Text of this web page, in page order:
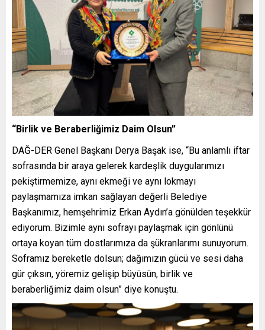
“Birlik ve Beraberliğimiz Daim Olsun”
DAĞ-DER Genel Başkanı Derya Başak ise, “Bu anlamlı iftar
sofrasında bir araya gelerek kardeşlik duygularımızı
pekiştirmemize, aynı ekmeği ve aynı lokmayı
paylaşmamıza imkan sağlayan değerli Belediye
Başkanımız, hemşehrimiz Erkan Aydın’a gönülden teşekkür
ediyorum. Bizimle aynı sofrayı paylaşmak için gönlünü
ortaya koyan tüm dostlarımıza da şükranlarımı sunuyorum.
Soframız bereketle dolsun; dağımızın gücü ve sesi daha
gür çıksın, yöremiz gelişip büyüsün, birlik ve
beraberliğimiz daim olsun” diye konuştu.